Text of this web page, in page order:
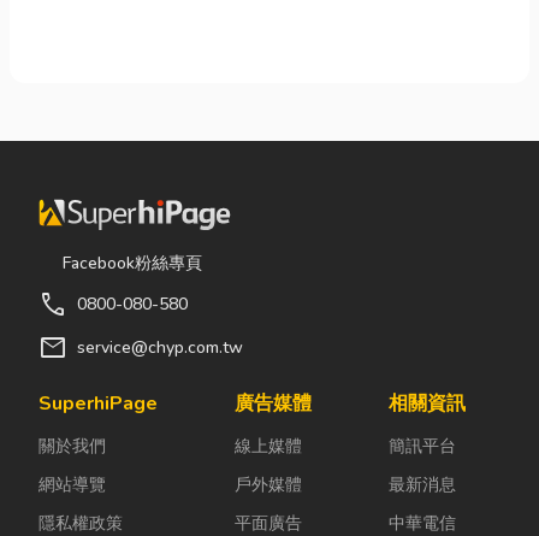
Facebook粉絲專頁
call 0800-080-580
mail service@chyp.com.tw
SuperhiPage
關於我們
網站導覽
隱私權政策
廣告媒體
線上媒體
戶外媒體
平面廣告
相關資訊
簡訊平台
最新消息
中華電信